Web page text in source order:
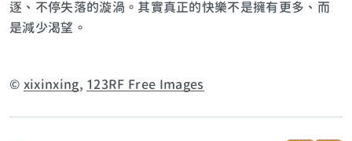
逐、不停失落的漩渦。其實真正的快樂不是擁有更多、而
是減少渴望。
© xixinxing, 123RF Free Images